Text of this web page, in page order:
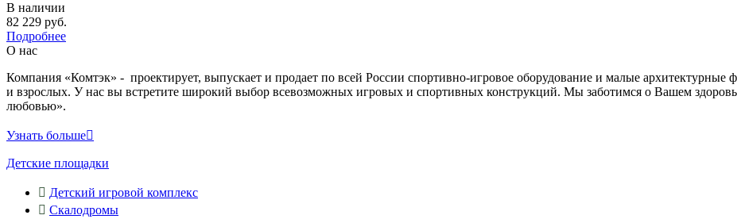
В наличии
82 229 руб.
Подробнее
О нас
Компания «Комтэк» - проектирует, выпускает и продает по всей России спортивно-игровое оборудование и малые архитектурные
и взрослых. У нас вы встретите широкий выбор всевозможных игровых и спортивных конструкций. Мы заботимся о Вашем
любовью».
Узнать больше
Детские площадки
Детский игровой комплекс
Скалодромы